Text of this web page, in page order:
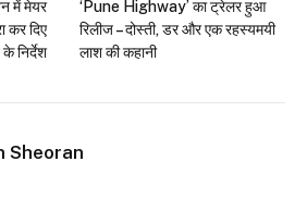
में मेयर
कर दिए
निर्देश
‘Pune Highway’ का ट्रेलर हुआ
रिलीज – दोस्ती, डर और एक रहस्यमयी
लाश की कहानी
Sheoran